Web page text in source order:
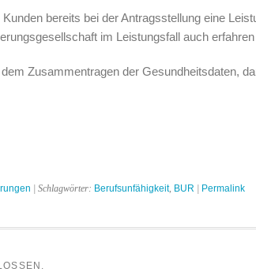
Kunden bereits bei der Antragsstellung eine
im Leistungsfall auch
Zusammentragen der Gesundheitsdaten,
| Schlagwörter: Berufsunfähigkeit, BUR Permalink